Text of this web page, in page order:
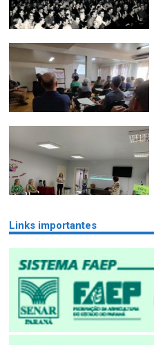
Links importantes